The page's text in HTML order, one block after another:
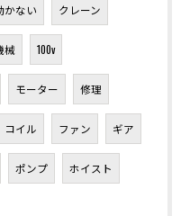
かない クレーン
械 100v
モーター 修理
コイル ファン ギア
ポンプ ホイスト